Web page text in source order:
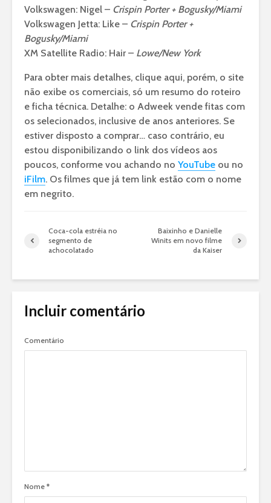
Volkswagen: Nigel – Crispin Porter + Bogusky/Miami
Volkswagen Jetta: Like – Crispin Porter +
Bogusky/Miami
XM Satellite Radio: Hair – Lowe/New York
Para obter mais detalhes, clique aqui, porém, o site
não exibe os comerciais, só um resumo do roteiro
e ficha técnica. Detalhe: o Adweek vende fitas com
os selecionados, inclusive de anos anteriores. Se
estiver disposto a comprar… caso contrário, eu
estou disponibilizando o link dos vídeos aos
poucos, conforme vou achando no YouTube ou no
iFilm. Os filmes que já tem link estão com o nome
em negrito.
Coca-cola estréia no
segmento de
achocolatado
Baixinho e Danielle
Winits em novo filme
da Kaiser
Incluir comentário
Comentário
Nome *